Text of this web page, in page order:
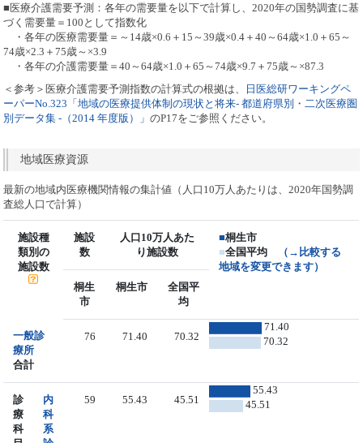
■医療介護需要予測：各年の需要量を以下で計算し、2020年の国勢調査に基
づく需要量＝100として指数化
・各年の医療需要量＝～14歳×0.6＋15～39歳×0.4＋40～64歳×1.0＋65～
74歳×2.3＋75歳～×3.9
・各年の介護需要量＝40～64歳×1.0＋65～74歳×9.7＋75歳～×87.3
＜参考＞医療介護需要予測指数の計算式の根拠は、
日医総研ワーキングペ
ーパーNo.323「地域の医療提供体制の現状と将来- 都道府県別・二次医療圏
別データ集 -（2014 年度版）」のP17をご参照ください。
地域医療資源
最新の地域内医療機関情報の集計値（人口10万人あたりは、2020年国勢調
査総人口で計算）
施設種
類別の
施設数
施設
数
人口10万人あた
り施設数
■桐生市
■全国平均
（→比較する
地域を変更できます）
桐生
市
桐生市
全国平
均
一般診
療所
合計
76 71.40 70.32
71.40
70.32
診
療
科
内
科
系
59 55.43 45.51
55.43
45.51